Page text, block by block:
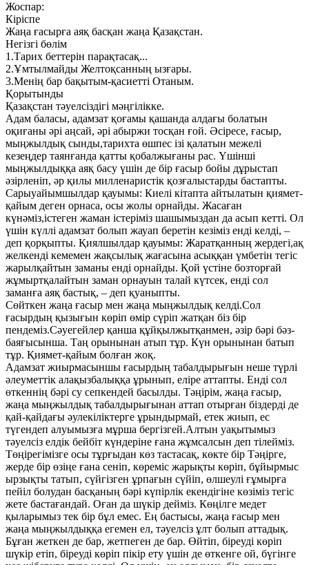
Жоспар:
Кіріспе
Жаңа ғасырға аяқ басқан жаңа Қазақстан.
Негізгі бөлім
1.Тарих беттерін парақтасақ...
2.Ұмтылмайды Желтоқсанның ызғары.
3.Менің бар бақытым-қасиетті Отаным.
Қорытынды
Қазақстан тәуелсіздігі мәңгілікке.
Адам баласы, адамзат қоғамы қашанда алдағы болатын
оқиғаны әрі аңсай, әрі абыржи тосқан ғой. Әсіресе, ғасыр,
мыңжылдық сынды,тарихта өшпес ізі қалатын межелі
кезеңдер таянғанда қатты қобалжығаны рас. Үшінші
мыңжылдыққа аяқ басу үшін де бір ғасыр бойы дұрыстап
әзірленіп, әр қилы милленаристік қозғалыстарды бастапты.
Сарыуайымшылдар қауымы: Киелі кітапта айтылатын қиямет-
қайым деген орнаса, осы жолы орнайды. Жасаған
күнәміз,істеген жаман істеріміз шашымыздан да асып кетті. Ол
үшін күллі адамзат болып жауап беретін кезіміз енді келді, –
деп қорқыпты. Қиялшылдар қауымы: Жаратқанның жердегі,ақ
желкенді кемемен жақсылық жағасына асыққан үмбетін тегіс
жарылқайтын заманы енді орнайды. Қой үстіне бозторғай
жұмыртқалайтын заман орнауын талай күтсек, енді сол
заманға аяқ бастық, – деп қуаныпты.
Сөйткен жаңа ғасыр мен жаңа мыңжылдық келді.Сол
ғасырдың қызығын көріп өмір сүріп жатқан біз бір
пендеміз.Сәуегейлер қанша құйқылжытқанмен, әзір бәрі бәз-
баяғысынша. Таң орынынан атып тұр. Күн орынынан батып
тұр. Қиямет-қайым болған жоқ.
Адамзат жиырмасыншы ғасырдың табалдырығын неше түрлі
әлеуметтік алақызбалыққа ұрынып, еліре аттапты. Енді сол
өткеннің бәрі су сепкендей басылды. Тәңірім, жаңа ғасыр,
жаңа мыңжылдық табалдырығынан аттап отырған біздерді де
қай-қайдағы әулекіліктерге ұрындырмай, етек жиып, ес
түгендеп алуымызға мұрша бергізгей.Алтын уақытымыз
тәуелсіз елдік бейбіт күндеріне ғана жұмсалсын деп тілейміз.
Төңірегімізге осы тұрғыдан көз тастасақ, көкте бір Тәңірге,
жерде бір өзіңе ғана сеніп, көреміс жарықты көріп, бұйырмыс
ырзықты татып, сүйгізген ұрпағын сүйіп, өлшеулі ғұмырға
пейіл болудан басқаның бәрі күпірлік екендігіне көзіміз тегіс
жете бастағандай. Оған да шүкір дейміз. Көңілге медет
қыларымыз тек бір бұл емес. Ең бастысы, жаңа ғасыр мен
жаңа мыңжылдыққа егемен ел, тәуелсіз ұлт болып аттадық.
Бұған жеткен де бар, жетпеген де бар. Өйтіп, біреуді көріп
шүкір етіп, біреуді көріп пікір ету үшін де өткенге ой, бүгінге